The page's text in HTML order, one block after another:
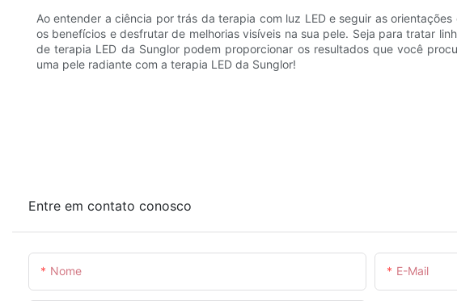
Ao entender a ciência por trás da terapia com luz LED e seguir as
os benefícios e desfrutar de melhorias visíveis na sua pele. Seja para tratar
de terapia LED da Sunglor podem proporcionar os resultados que você
uma pele radiante com a terapia LED da Sunglor!
Entre em contato conosco
Nome E-Mail